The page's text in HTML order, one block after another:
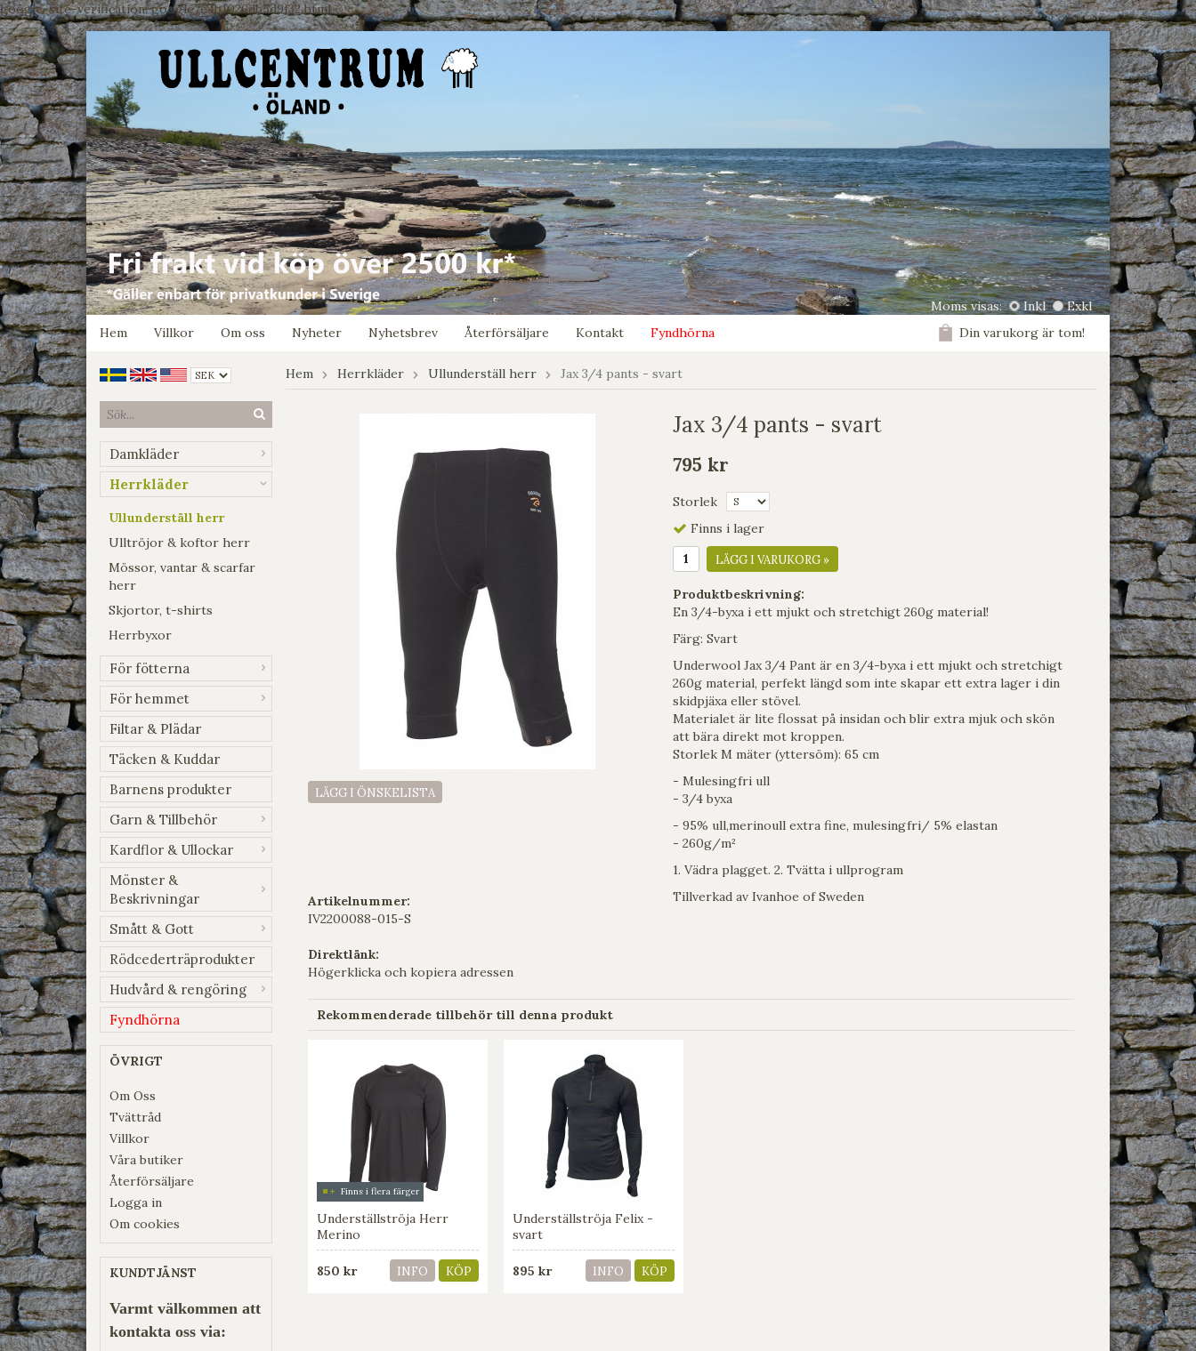
google-site-verification: google7e4b1026db5d9f32.html
Moms visas: Inkl
Exkl
Hem
Villkor Om oss Nyheter Nyhetsbrev Återförsäljare Kontakt Fyndhörna Din varukorg är tom!
Damkläder
Herrkläder
Ullunderställ herr
Ulltröjor & koftor herr
Mössor, vantar & scarfar
herr
Skjortor, t-shirts
Herrbyxor
För fötterna
För hemmet
Filtar & Plädar
Täcken & Kuddar
Barnens produkter
Garn & Tillbehör
Kardflor & Ullockar
Mönster &
Beskrivningar
Smått & Gott
Rödcederträprodukter
Hudvård & rengöring
Fyndhörna
ÖVRIGT
Om Oss
Tvättråd
Villkor
Våra butiker
Återförsäljare
Logga in
Om cookies
KUNDTJÄNST
Varmt välkommen att
kontakta oss via:
Hem Herrkläder Ullunderställ herr Jax 3/4 pants - svart
LÄGG I ÖNSKELISTA
Artikelnummer:
IV2200088-015-S
Direktlänk:
Högerklicka och kopiera adressen
Jax 3/4 pants - svart
795 kr
Storlek
Finns i lager
LÄGG I VARUKORG »
Produktbeskrivning:
En 3/4-byxa i ett mjukt och stretchigt 260g material!
Färg: Svart
Underwool Jax 3/4 Pant är en 3/4-byxa i ett mjukt och stretchigt
260g material, perfekt längd som inte skapar ett extra lager i din
skidpjäxa eller stövel.
Materialet är lite flossat på insidan och blir extra mjuk och skön
att bära direkt mot kroppen.
Storlek M mäter (yttersöm): 65 cm
- Mulesingfri ull
- 3/4 byxa
- 95% ull,merinoull extra fine, mulesingfri/ 5% elastan
- 260g/m²
1. Vädra plagget. 2. Tvätta i ullprogram
​Tillverkad av Ivanhoe of Sweden
Rekommenderade tillbehör till denna produkt
Finns i flera färger
Underställströja Herr
Merino
850 kr INFO KÖP
Underställströja Felix -
svart
895 kr INFO KÖP